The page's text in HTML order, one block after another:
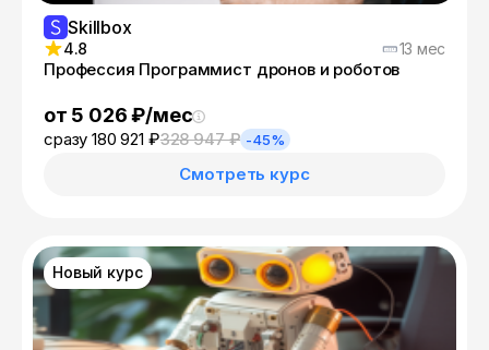
Skillbox
4.8 13 мес
Профессия Программист дронов и роботов
от 5 026 ₽/мес
сразу 180 921 ₽328 947 ₽ -45%
Смотреть курс
Новый курс